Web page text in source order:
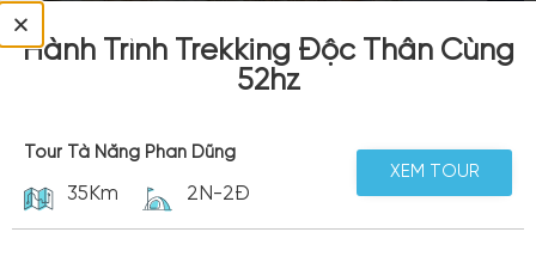
Mua gì về làm qua khi ghé chợ phiên Bắc Hà
Nếu chưa biết mua đặc sản Sapa nào về làm quà, bạn có
Hành Trình Trekking Độc Thân Cùng
52hz
Tour Tà Năng Phan Dũng
35Km 2N-2Đ
XEM TOUR